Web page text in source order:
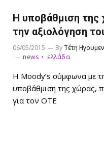
H υποβάθμιση
την αξιολόγηση
06/05/2015 By Τέτη
news
ελλάδα
Η Moody’s σύμφωνα με
υποβάθμιση της χώρας,
για τον ΟΤΕ